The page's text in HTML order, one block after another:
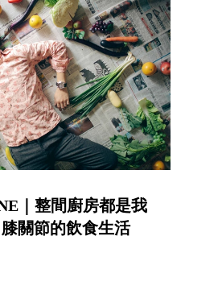
｜整間廚房都是我
關節的飲食生活